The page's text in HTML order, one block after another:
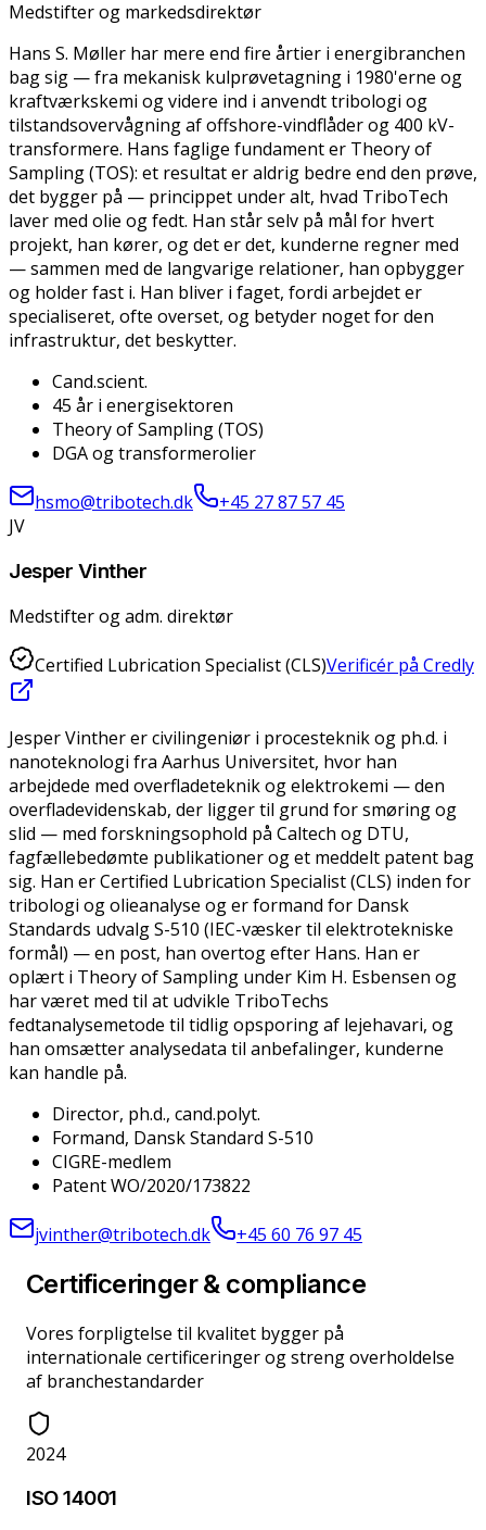
Medstifter og markedsdirektør
Hans S. Møller har mere end fire årtier i energibranchen
bag sig — fra mekanisk kulprøvetagning i 1980'erne og
kraftværkskemi og videre ind i anvendt tribologi og
tilstandsovervågning af offshore-vindflåder og 400 kV-
transformere. Hans faglige fundament er Theory of
Sampling (TOS): et resultat er aldrig bedre end den prøve,
det bygger på — princippet under alt, hvad TriboTech
laver med olie og fedt. Han står selv på mål for hvert
projekt, han kører, og det er det, kunderne regner med
— sammen med de langvarige relationer, han opbygger
og holder fast i. Han bliver i faget, fordi arbejdet er
specialiseret, ofte overset, og betyder noget for den
infrastruktur, det beskytter.
Cand.scient.
45 år i energisektoren
Theory of Sampling (TOS)
DGA og transformerolier
hsmo@tribotech.dk
+45 27 87 57 45
JV
Jesper Vinther
Medstifter og adm. direktør
Certified Lubrication Specialist (CLS)Verificér på Credly
Jesper Vinther er civilingeniør i procesteknik og ph.d. i
nanoteknologi fra Aarhus Universitet, hvor han
arbejdede med overfladeteknik og elektrokemi — den
overfladevidenskab, der ligger til grund for smøring og
slid — med forskningsophold på Caltech og DTU,
fagfællebedømte publikationer og et meddelt patent bag
sig. Han er Certified Lubrication Specialist (CLS) inden for
tribologi og olieanalyse og er formand for Dansk
Standards udvalg S-510 (IEC-væsker til elektrotekniske
formål) — en post, han overtog efter Hans. Han er
oplært i Theory of Sampling under Kim H. Esbensen og
har været med til at udvikle TriboTechs
fedtanalysemetode til tidlig opsporing af lejehavari, og
han omsætter analysedata til anbefalinger, kunderne
kan handle på.
Director, ph.d., cand.polyt.
Formand, Dansk Standard S-510
CIGRE-medlem
Patent WO/2020/173822
jvinther@tribotech.dk +45 60 76 97 45
Certificeringer & compliance
Vores forpligtelse til kvalitet bygger på
internationale certificeringer og streng overholdelse
af branchestandarder
2024
ISO 14001